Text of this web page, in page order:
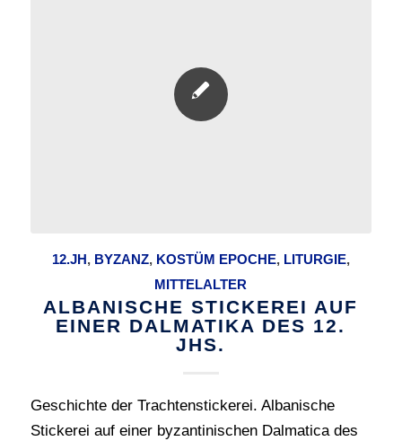
12.JH, BYZANZ, KOSTÜM EPOCHE, LITURGIE,
MITTELALTER
ALBANISCHE STICKEREI AUF
EINER DALMATIKA DES 12.
JHS.
Geschichte der Trachtenstickerei. Albanische
Stickerei auf einer byzantinischen Dalmatica des